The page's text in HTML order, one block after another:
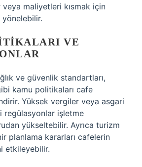
veya maliyetleri kısmak için
VE
ve güvenlik standartları,
kamu politikaları cafe
Yüksek vergiler veya asgari
regülasyonlar işletme
yükseltebilir. Ayrıca turizm
planlama kararları cafelerin
etkileyebilir.